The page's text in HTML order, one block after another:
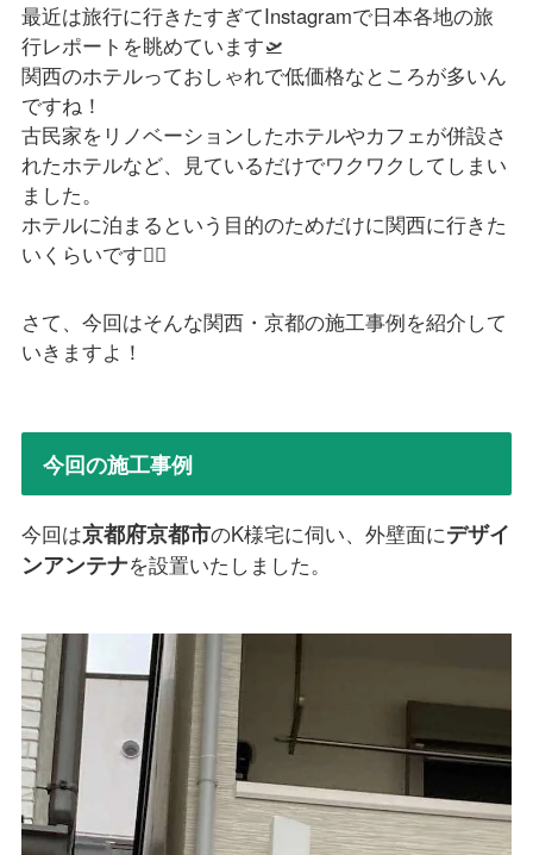
最近は旅行に行きたすぎてInstagramで日本各地の旅
行レポートを眺めています🛫
関西のホテルっておしゃれで低価格なところが多いん
ですね！
古民家をリノベーションしたホテルやカフェが併設さ
れたホテルなど、見ているだけでワクワクしてしまい
ました。
ホテルに泊まるという目的のためだけに関西に行きた
いくらいです🏃‍♂️
さて、今回はそんな関西・京都の施工事例を紹介して
いきますよ！
今回の施工事例
今回は京都府京都市のK様宅に伺い、外壁面にデザイ
ンアンテナを設置いたしました。